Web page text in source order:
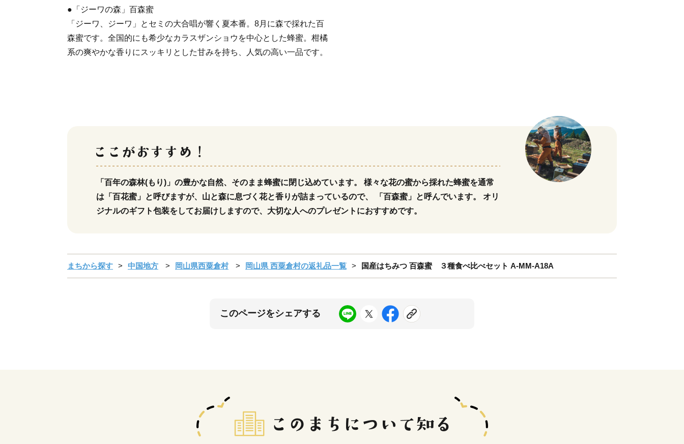
●「ジーワの森」百森蜜
「ジーワ、ジーワ」とセミの大合唱が響く夏本番。8月に森で採れた百
森蜜です。全国的にも希少なカラスザンショウを中心とした蜂蜜。柑橘
系の爽やかな香りにスッキリとした甘みを持ち、人気の高い一品です。
「百年の森林(もり)」の豊かな自然、そのまま蜂蜜に閉じ込めています。 様々な花の蜜から採れた蜂蜜を通常
は「百花蜜」と呼びますが、山と森に息づく花と香りが詰まっているので、 「百森蜜」と呼んでいます。 オリ
ジナルのギフト包装をしてお届けしますので、大切な人へのプレゼントにおすすめです。
まちから探す 中国地方 岡山県西粟倉村 岡山県 西粟倉村の返礼品一覧 国産はちみつ 百森蜜 ３種食べ比べセット A-MM-A18A
このページをシェアする